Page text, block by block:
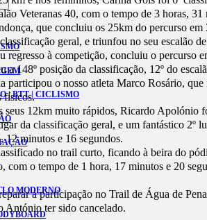
| BTT | CICLISMO
MODERNO
Veteranas 40, com o tempo de 3 horas,
que concluiu os 25km do percurso em
geral, e triunfou no seu escalão
regresso à competição, concluiu o percurso
a 148º posição da classificação, 12º do
participou o nosso atleta Marco Rosário,
físicos.
12km muito rápidos, Ricardo Apolónio
da classificação geral, e um fantástico 2º
12 minutos e 16 segundos.
no trail curto, ficando à beira do
com o tempo de 1 hora, 17 minutos e 20
a participação no Trail de Água de
António ter sido cancelado.